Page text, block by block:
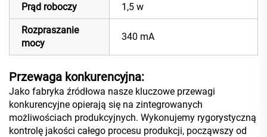
Prąd roboczy 1,5 w
Rozpraszanie
mocy
340 mA
Przewaga konkurencyjna:
Jako fabryka źródłowa nasze kluczowe przewagi
konkurencyjne opierają się na zintegrowanych
możliwościach produkcyjnych. Wykonujemy rygorystyczną
kontrolę jakości całego procesu produkcji, począwszy od